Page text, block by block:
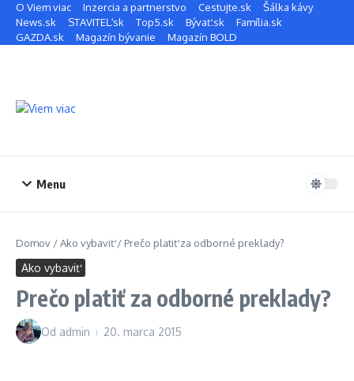
Preskočiť na obsah
O Viem viac Inzercia a partnerstvo Cestujte.sk
Šálka kávy
News.sk
STAVITEĽ.sk Top5.sk Bývať.sk
Família.sk
GAZDA.sk
Magazín bývanie Magazín BOLD
Menu
Domov /Ako vybaviť/ Prečo platiť za odborné preklady?
Ako vybaviť
Prečo platiť za odborné preklady?
Od admin 20. marca 2015